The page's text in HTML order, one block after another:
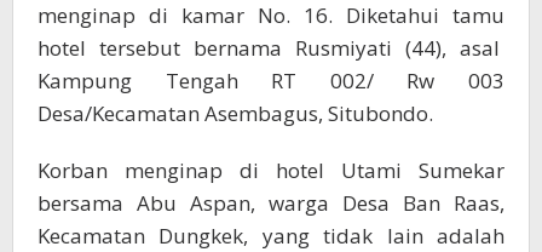
menginap di kamar No. 16. Diketahui tamu
hotel tersebut bernama Rusmiyati (44), asal
Kampung Tengah RT 002/ Rw 003
Desa/Kecamatan Asembagus, Situbondo.
Korban menginap di hotel Utami Sumekar
bersama Abu Aspan, warga Desa Ban Raas,
Kecamatan Dungkek, yang tidak lain adalah